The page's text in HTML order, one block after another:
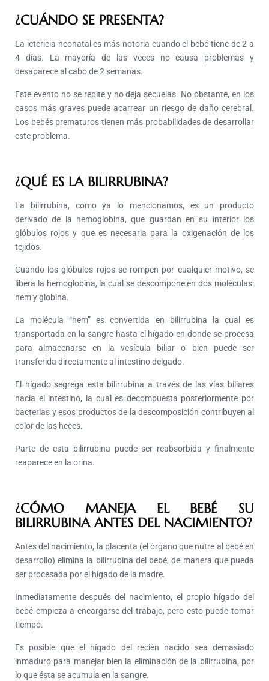
¿CUÁNDO SE PRESENTA?
La ictericia neonatal es más notoria cuando el bebé tiene de 2 a
4 días. La mayoría de las veces no causa problemas y
desaparece al cabo de 2 semanas.
Este evento no se repite y no deja secuelas. No obstante, en los
casos más graves puede acarrear un riesgo de daño cerebral.
Los bebés prematuros tienen más probabilidades de desarrollar
este problema.
¿QUÉ ES LA BILIRRUBINA?
La bilirrubina, como ya lo mencionamos, es un producto
derivado de la hemoglobina, que guardan en su interior los
glóbulos rojos y que es necesaria para la oxigenación de los
tejidos.
Cuando los glóbulos rojos se rompen por cualquier motivo, se
libera la hemoglobina, la cual se descompone en dos moléculas:
hem y globina.
La molécula “hem” es convertida en bilirrubina la cual es
transportada en la sangre hasta el hígado en donde se procesa
para almacenarse en la vesícula biliar o bien puede ser
transferida directamente al intestino delgado.
El hígado segrega esta bilirrubina a través de las vías biliares
hacia el intestino, la cual es decompuesta posteriormente por
bacterias y esos productos de la descomposición contribuyen al
color de las heces.
Parte de esta bilirrubina puede ser reabsorbida y finalmente
reaparece en la orina.
¿CÓMO MANEJA EL BEBÉ SU
BILIRRUBINA ANTES DEL NACIMIENTO?
Antes del nacimiento, la placenta (el órgano que nutre al bebé en
desarrollo) elimina la bilirrubina del bebé, de manera que pueda
ser procesada por el hígado de la madre.
Inmediatamente después del nacimiento, el propio hígado del
bebé empieza a encargarse del trabajo, pero esto puede tomar
tiempo.
Es posible que el hígado del recién nacido sea demasiado
inmaduro para manejar bien la eliminación de la bilirrubina, por
lo que ésta se acumula en la sangre.